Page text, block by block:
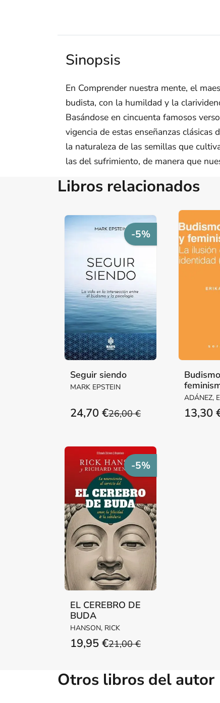
Sinopsis
En Comprender nuestra mente, el
budista, con la humildad y la
Basándose en cincuenta famosos
vigencia de estas enseñanzas
la naturaleza de las semillas que
las del sufrimiento, de manera que
Libros relacionados
-5%
Seguir siendo
MARK EPSTEIN
26,00 €
24,70 €
ADÁNEZ,
13,30
-5%
EL CEREBRO DE
BUDA
HANSON, RICK
21,00 €
19,95 €
Otros libros del autor